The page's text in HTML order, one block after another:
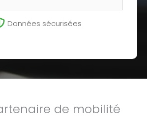
Données sécurisées
de mobilité